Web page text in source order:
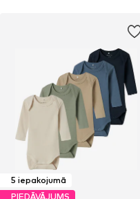
5 iepakojumā
PIEDĀVĀJUMS